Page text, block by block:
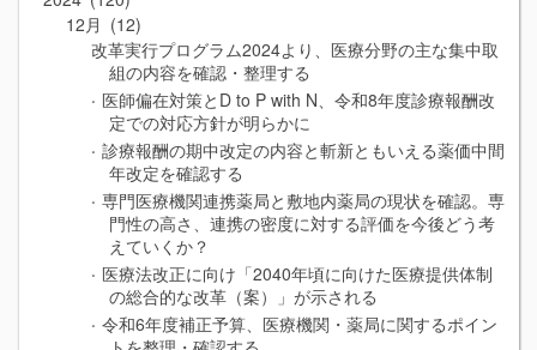
12月
12
改革実行プログラム2024より、医療分野の主な集中取
組の内容を確認・整理する
医師偏在対策とD to P with N、令和8年度診療報酬改
定での対応方針が明らかに
診療報酬の期中改定の内容と斬新ともいえる薬価中間
年改定を確認する
専門医療機関連携薬局と敷地内薬局の現状を確認。専
門性の高さ、連携の密度に対する評価を今後どう考
えていくか？
医療法改正に向け「2040年頃に向けた医療提供体制
の総合的な改革（案）」が示される
令和6年度補正予算、医療機関・薬局に関するポイン